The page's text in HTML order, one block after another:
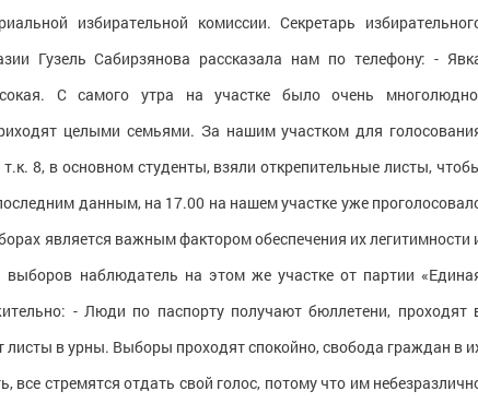
избирательной комиссии. Секретарь
Гузель Сабирзянова рассказала нам по телефону: -
С самого утра на участке было очень
целыми семьями. За нашим участком для
8, в основном студенты, взяли открепительные листы,
данным, на 17.00 на нашем участке уже
является важным фактором обеспечения их легитимности
наблюдатель на этом же участке от партии
- Люди по паспорту получают бюллетени, проходят
листы в урны. Выборы проходят спокойно, свобода граждан в
все стремятся отдать свой голос, потому что им